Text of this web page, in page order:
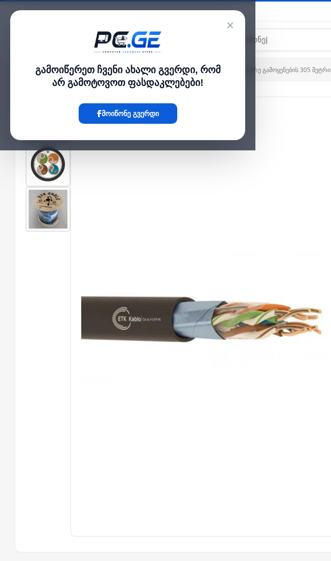
×
გამოიწერეთ ჩვენი ახალი გვერდი, რომ
არ გამოტოვოთ ფასდაკლებები!
მოიწონე გვერდი
კატალოგი
მთავარი›ქსელის კაბელები› ქსელის კაბელი - Cat5e FTP 24AWG 100% სპილენძი გარე გამოყენების 305 მეტრი